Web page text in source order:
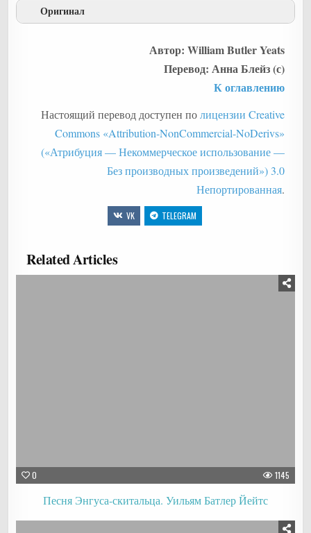
Оригинал
Автор: William Butler Yeats
Перевод: Анна Блейз (с)
К оглавлению
Настоящий перевод доступен полицензии Creative
Commons «Attribution-NonCommercial-NoDerivs»
(«Атрибуция — Некоммерческое использование —
Без производных произведений») 3.0
Непортированная.
VK TELEGRAM
Related Articles
0 1145
Песня Энгуса-скитальца. Уильям Батлер Йейтс